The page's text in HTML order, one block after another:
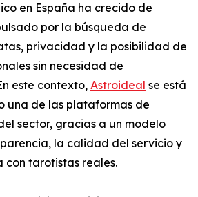
en España ha crecido de
por la búsqueda de
privacidad y la posibilidad de
sin necesidad de
este contexto, Astroideal se está
una de las plataformas de
sector, gracias a un modelo
la calidad del servicio y
con tarotistas reales.